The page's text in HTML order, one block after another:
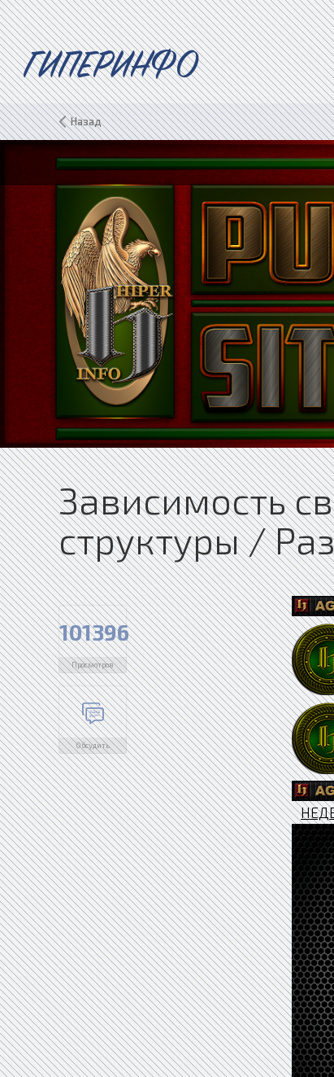
ГИПЕРИНФО
Назад
Зависимость
структуры /
101396
Просмотров
Обсудить